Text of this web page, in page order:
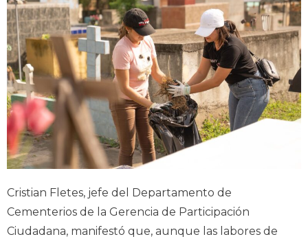
Cristian Fletes, jefe del Departamento de
Cementerios de la Gerencia de Participación
Ciudadana, manifestó que, aunque las labores de